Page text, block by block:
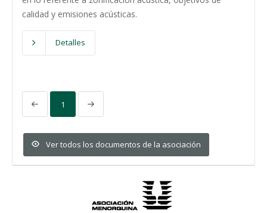
calidad y emisiones acústicas.
Detalles
1
Ver todos los documentos de la asociación